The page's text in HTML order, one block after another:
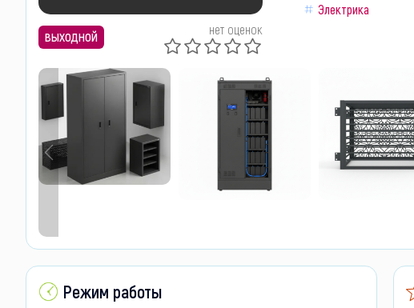
выходной нет оценок
Электрика
Режим работы